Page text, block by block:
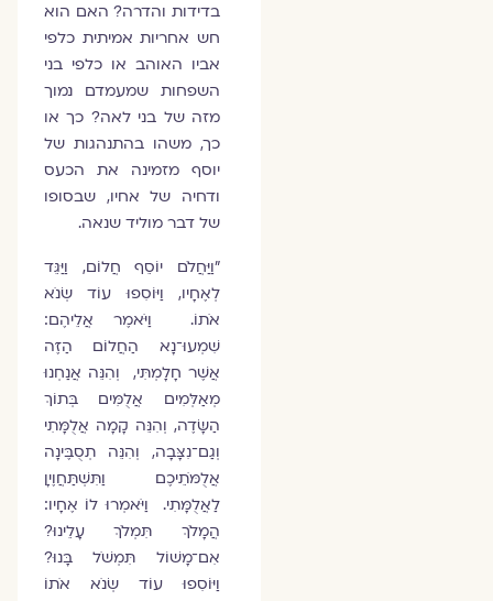
בדידות והדרה? האם הוא
חש אחריות אמיתית כלפי
אביו האוהב או כלפי בני
השפחות שמעמדם נמוך
מזה של בני לאה? כך או
כך, משהו בהתנהגות של
יוסף מזמינה את הכעס
ודחיה של אחיו, שבסופו
של דבר מוליד שנאה.
"וַיַּחֲלֹם יוֹסֵף חֲלוֹם, וַיַּגֵּד
לְאֶחָיו, וַיּוֹסִפוּ עוֹד שְׂנֹא
אֹתוֹ. וַיֹּאמֶר אֲלֵיהֶם:
שִׁמְעוּ־נָא הַחֲלוֹם הַזֶּה
אֲשֶׁר חָלָמְתִּי, וְהִנֵּה אֲנַחְנוּ
מְאַלְּמִים אֲלֻמִּים בְּתוֹךְ
הַשָּׂדֶה, וְהִנֵּה קָמָה אֲלֻמָּתִי
וְגַם־נִצָּבָה, וְהִנֵּה תְסֻבֶּינָה
אֲלֻמֹּתֵיכֶם וַתִּשְׁתַּחֲוֶיןָ
לַאֲלֻמָּתִי. וַיֹּאמְרוּ לוֹ אֶחָיו:
הֲמָלֹךְ תִּמְלֹךְ עָלֵינוּ?
אִם־מָשׁוֹל תִּמְשֹׁל בָּנוּ?
וַיּוֹסִפוּ עוֹד שְׂנֹא אֹתוֹ